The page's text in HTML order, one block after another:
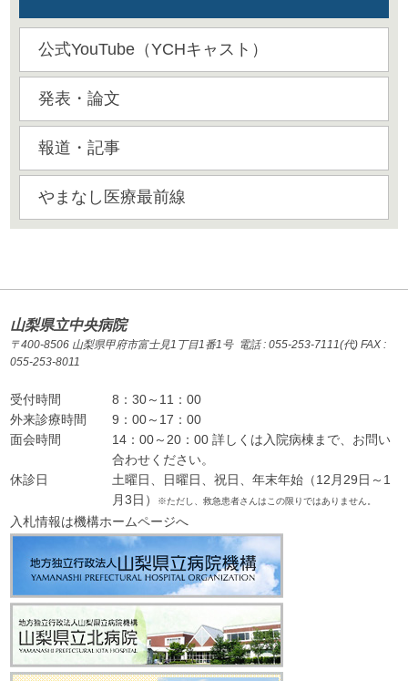
公式YouTube（YCHキャスト）
発表・論文
報道・記事
やまなし医療最前線
山梨県立中央病院
〒400-8506 山梨県甲府市富士見1丁目1番1号 電話 : 055-253-7111(代) FAX :
055-253-8011
受付時間
8：30～11：00
外来診療時間
9：00～17：00
面会時間
14：00～20：00 詳しくは入院病棟まで、お問い
合わせください。
休診日
土曜日、日曜日、祝日、年末年始（12月29日～1
月3日）
※ただし、救急患者さんはこの限りではありません。
入札情報は機構ホームページへ